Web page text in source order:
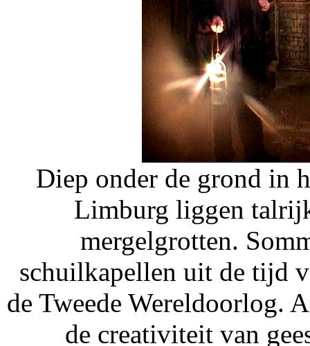
Diep onder de grond in
Limburg liggen
mergelgrotten.
schuilkapellen uit de tijd
de Tweede Wereldoorlog.
de creativiteit van